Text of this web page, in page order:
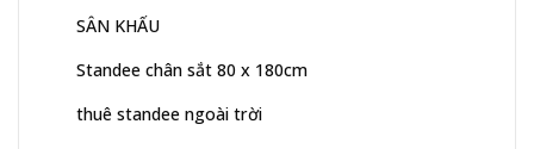
SÂN KHẤU
Standee chân sắt 80 x 180cm
thuê standee ngoài trời